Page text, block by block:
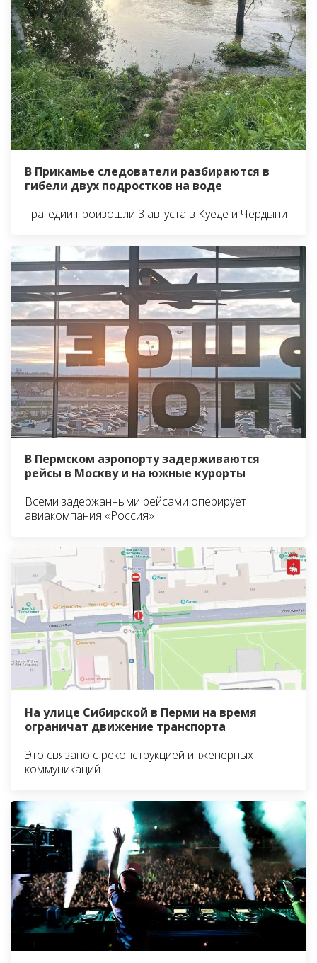
В Прикамье следователи разбираются в
гибели двух подростков на воде
Трагедии произошли 3 августа в Куеде и Чердыни
В Пермском аэропорту задерживаются
рейсы в Москву и на южные курорты
Всеми задержанными рейсами оперирует
авиакомпания «Россия»
На улице Сибирской в Перми на время
ограничат движение транспорта
Это связано с реконструкцией инженерных
коммуникаций